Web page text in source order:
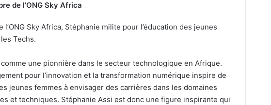
de l’ONG Sky Africa
l’ONG Sky Africa, Stéphanie milite pour l’éducation des jeunes
Techs.
une pionnière dans le secteur technologique en Afrique.
pour l’innovation et la transformation numérique inspire de
jeunes femmes à envisager des carrières dans les domaines
et techniques. Stéphanie Assi est donc une figure inspirante qui